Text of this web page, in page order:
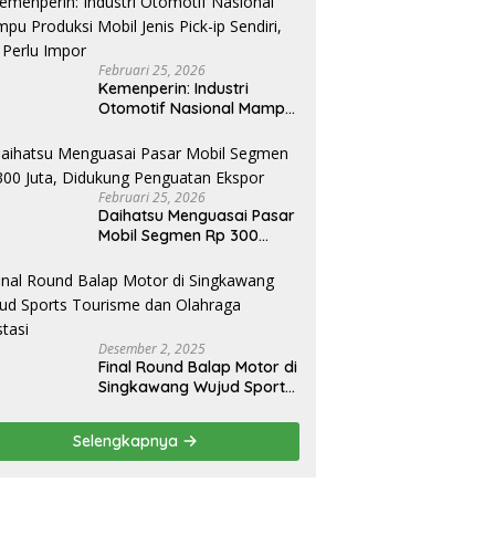
Februari 25, 2026
Kemenperin: Industri
Otomotif Nasional Mampu
ip Sendiri, Tak Perlu Impor
Februari 25, 2026
Daihatsu Menguasai Pasar
Mobil Segmen Rp 300
Ekspor
Desember 2, 2025
Final Round Balap Motor di
Singkawang Wujud Sports
Prestasi
Selengkapnya